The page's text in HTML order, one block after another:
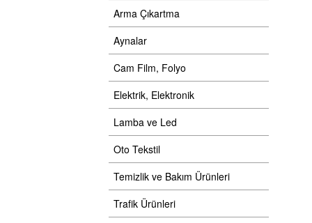
Arma Çıkartma
Aynalar
Cam Film, Folyo
Elektrik, Elektronik
Lamba ve Led
Oto Tekstil
Temizlik ve Bakım Ürünleri
Trafik Ürünleri